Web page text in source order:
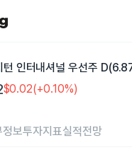
턴 인터내셔널 우선주
$0.02(+0.10%)
정보투자지표실적전망